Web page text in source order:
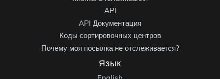
API
API Документация
Коды сортировочных центров
Почему моя посылка не отслеживается?
Язык